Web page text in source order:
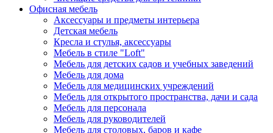
Офисная мебель
Аксессуары и предметы интерьера
Детская мебель
Кресла и стулья, аксессуары
Мебель в стиле "Loft"
Мебель для детских садов и учебных заведений
Мебель для дома
Мебель для медицинских учреждений
Мебель для открытого пространства, дачи и сада
Мебель для персонала
Мебель для руководителей
Мебель для столовых, баров и кафе